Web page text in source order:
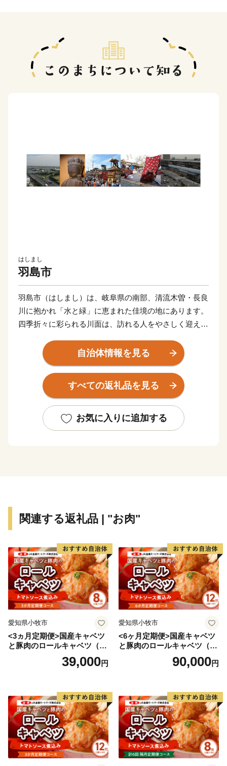
はしまし
羽島市
羽島市（はしまし）は、岐阜県の南部、清流木曽・長良
川に抱かれ「水と緑」に恵まれた佳境の地にあります。
四季折々に彩られる川面は、訪れる人をやさしく迎えて
東海道新幹線岐阜羽島駅、名神高速道路岐阜羽島インタ
ーチェンジを併せ持つ「岐阜県の表玄関」羽島市は、こ
のような自然豊かな地で、交通の要衝としても大きく発
展しています。
く、注目される都市の一つとして数えられています。
自治体情報を見る
すべての返礼品を見る
お気に入りに追加する
関連する返礼品 | "お肉"
愛知県小牧市
<3ヵ月定期便>国産キャベツ
と豚肉のロールキャベツ（4P
39,000円
愛知県小牧市
<6ヶ月定期便>国産キャベツ
と豚肉のロールキャベツ（6P
90,000円